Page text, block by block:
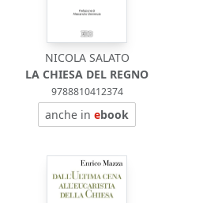
NICOLA SALATO
LA CHIESA DEL REGNO
9788810412374
anche inebook